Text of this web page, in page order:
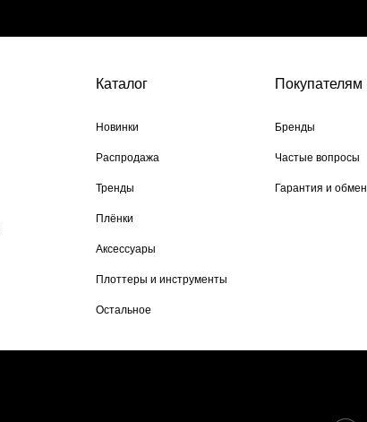
Новинки Бренды
Распродажа Частые вопросы
Плёнки
Гарантия и обмен
Плоттеры и инструменты
Каталог Покупателям
Аксессуары
Тренды
Остальное